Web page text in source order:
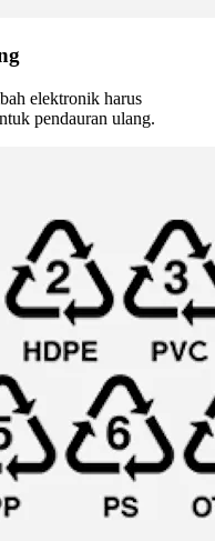
elektronik harus
pendauran ulang.